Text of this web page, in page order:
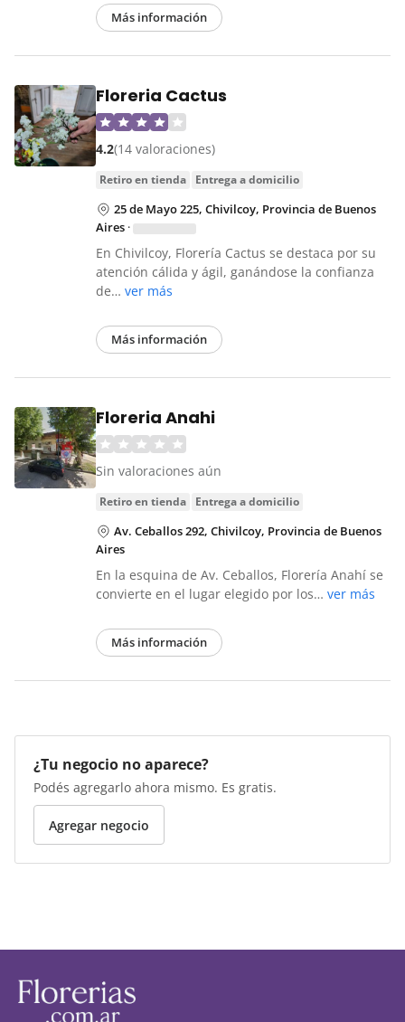
Más información
Floreria Cactus
4.2(14 valoraciones)
retiro en tienda entrega a domicilio
25 de Mayo 225, Chivilcoy, Provincia de Buenos
Aires ·
En Chivilcoy, Florería Cactus se destaca por su
atención cálida y ágil, ganándose la confianza
de… ver más
Más información
Floreria Anahi
Sin valoraciones aún
retiro en tienda entrega a domicilio
Av. Ceballos 292, Chivilcoy, Provincia de Buenos
Aires
En la esquina de Av. Ceballos, Florería Anahí se
convierte en el lugar elegido por los… ver más
Más información
¿Tu negocio no aparece?
Podés agregarlo ahora mismo. Es gratis.
Agregar negocio